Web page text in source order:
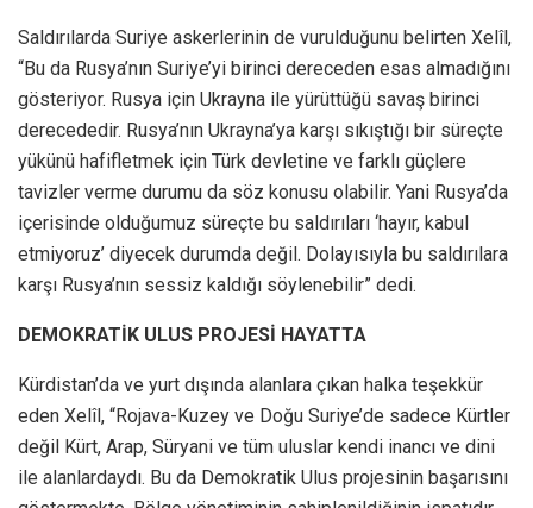
Saldırılarda Suriye askerlerinin de vurulduğunu belirten Xelîl,
“Bu da Rusya’nın Suriye’yi birinci dereceden esas almadığını
gösteriyor. Rusya için Ukrayna ile yürüttüğü savaş birinci
derecededir. Rusya’nın Ukrayna’ya karşı sıkıştığı bir süreçte
yükünü hafifletmek için Türk devletine ve farklı güçlere
tavizler verme durumu da söz konusu olabilir. Yani Rusya’da
içerisinde olduğumuz süreçte bu saldırıları ‘hayır, kabul
etmiyoruz’ diyecek durumda değil. Dolayısıyla bu saldırılara
karşı Rusya’nın sessiz kaldığı söylenebilir” dedi.
DEMOKRATİK ULUS PROJESİ HAYATTA
Kürdistan’da ve yurt dışında alanlara çıkan halka teşekkür
eden Xelîl, “Rojava-Kuzey ve Doğu Suriye’de sadece Kürtler
değil Kürt, Arap, Süryani ve tüm uluslar kendi inancı ve dini
ile alanlardaydı. Bu da Demokratik Ulus projesinin başarısını